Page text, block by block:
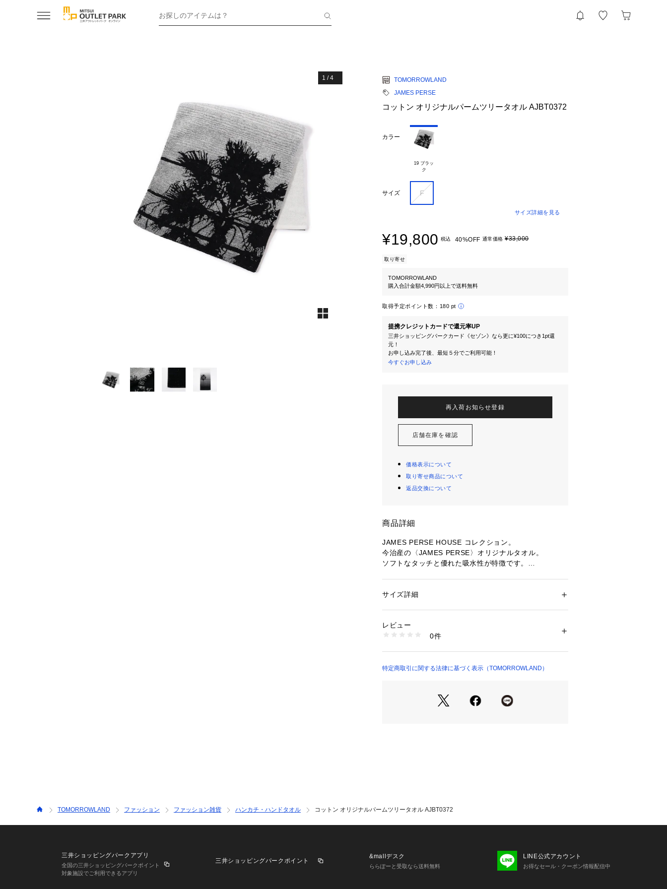
お探しのアイテムは？
1 /4
TOMORROWLAND
JAMES PERSE
コットン オリジナルパームツリータオル AJBT0372
カラー
19 ブラッ
サイズ F
サイズ詳細を見る
¥19,800 税込 40%OFF 通常価格 ¥33,000
取り寄せ
TOMORROWLAND
購入合計金額4,990円以上で送料無料
取得予定ポイント数： 180 pt
提携クレジットカードで還元率UP
三井ショッピングパークカード《セゾン》なら更に¥100につき1pt還
元！
お申し込み完了後、最短５分でご利用可能！
今すぐお申し込み
再入荷お知らせ登録
店舗在庫を確認
価格表示について
取り寄せ商品について
返品交換について
商品詳細
JAMES PERSE HOUSE コレクション。
今治産の〈JAMES PERSE〉オリジナルタオル。
ソフトなタッチと優れた吸水性が特徴です。
L.A.出身のデザイナーが1994年にスタートしたハイクオ
もつデザイナー自身のライフスタイルをモダナイズし、
新しいカリフォルニアカルチャーを発信しています。
ご確認ください。
商品番号:19257425002
性別：レディース
生産国：日本
洗濯：洗濯機、漂白不可、タンブル乾燥不可、自然乾燥、アイロ
※詳しい洗濯方法については、商品の品質表示タグをご覧くださ
商品番号：1095000002468 （モール）
サイズ詳細
レビュー
0件
特定商取引に関する法律に基づく表示（TOMORROWLAND）
TOMORROWLAND ファッション ファッション雑貨 ハンカチ・ハンドタオル コットン オリジナルパームツリータオル AJBT0372
三井ショッピングパークアプリ
全国の三井ショッピングパークポイント
対象施設でご利用できるアプリ
三井ショッピングパークポイント
&mallデスク
ららぽーと受取なら送料無料
LINE公式アカウント
お得なセール・クーポン情報配信中